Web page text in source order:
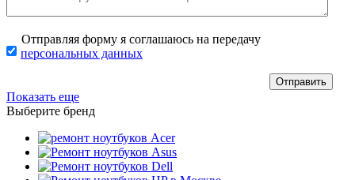
Отправляя форму я соглашаюсь на передачу
персональных данных
Показать еще
Выберите бренд